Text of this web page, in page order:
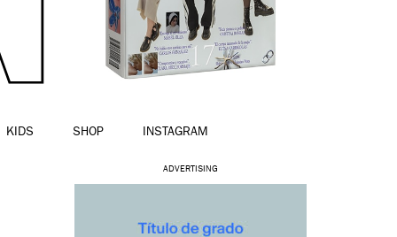
KIDS SHOP INSTAGRAM
ADVERTISING